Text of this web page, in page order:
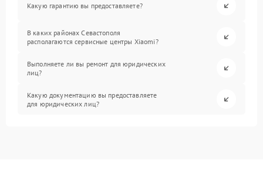
Какую гарантию вы предоставляете?
В каких районах Севастополя
располагаются сервисные центры Xiaomi?
Выполняете ли вы ремонт для юридических
лиц?
Какую документацию вы предоставляете
для юридических лиц?